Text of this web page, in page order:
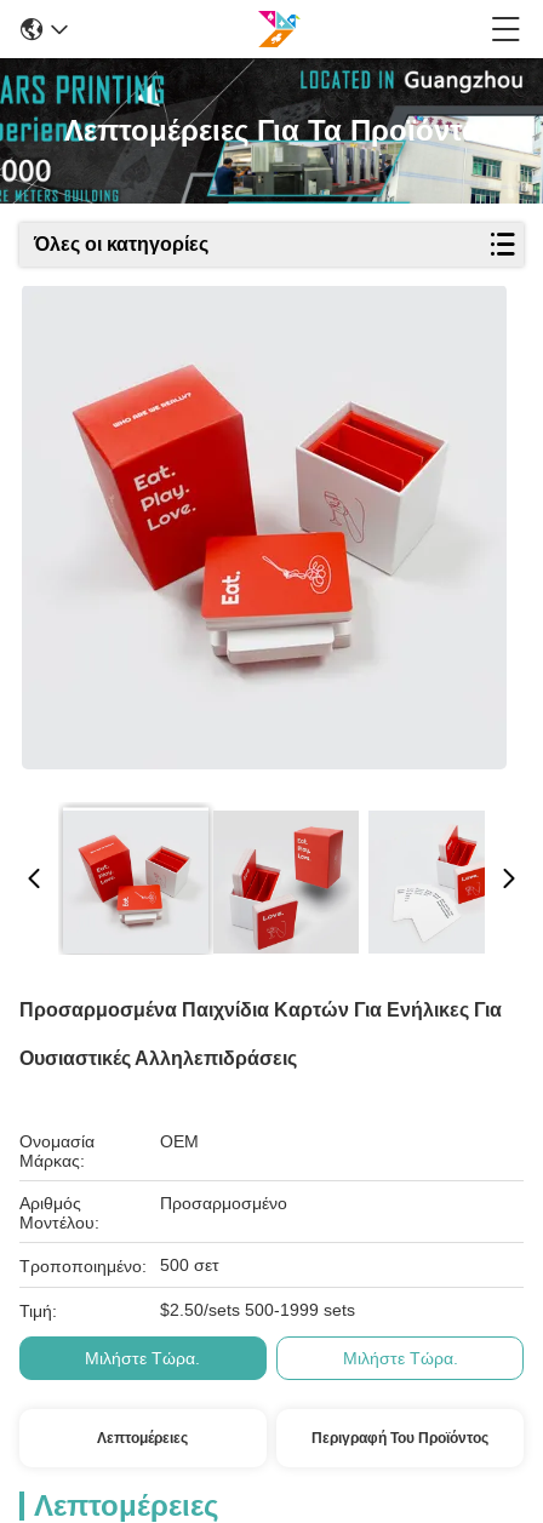
Λεπτομέρειες Για Τα Προϊόντα
Όλες οι κατηγορίες
Προσαρμοσμένα Παιχνίδια Καρτών Για Ενήλικες Για
Ουσιαστικές Αλληλεπιδράσεις
Ονομασία
Μάρκας:
OEM
Αριθμός
Μοντέλου:
Προσαρμοσμένο
Τροποποιημένο: 500 σετ
Τιμή: $2.50/sets 500-1999 sets
Μιλήστε Τώρα. Μιλήστε Τώρα.
Λεπτομέρειες Περιγραφή Του Προϊόντος
Λεπτομέρειες